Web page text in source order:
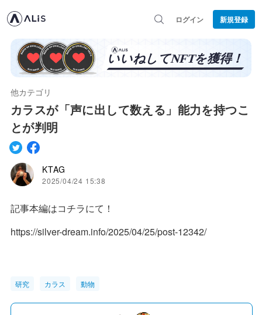
ログイン 新規登録
他カテゴリ
カラスが「声に出して数える」能力を持つこ
とが判明
KTAG
2025/04/24 15:38
記事本編はコチラにて！
https://silver-dream.info/2025/04/25/post-12342/
研究 カラス 動物